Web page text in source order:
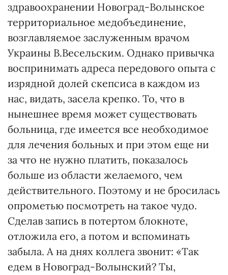
здравоохранении Новоград-Волынское
территориальное медобъединение,
возглавляемое заслуженным врачом
Украины В.Весельским. Однако привычка
воспринимать адреса передового опыта с
изрядной долей скепсиса в каждом из
нас, видать, засела крепко. То, что в
нынешнее время может существовать
больница, где имеется все необходимое
для лечения больных и при этом еще ни
за что не нужно платить, показалось
больше из области желаемого, чем
действительного. Поэтому и не бросилась
опрометью посмотреть на такое чудо.
Сделав запись в потертом блокноте,
отложила его, а потом и вспоминать
забыла. А на днях коллега звонит: «Так
едем в Новоград-Волынский? Ты,